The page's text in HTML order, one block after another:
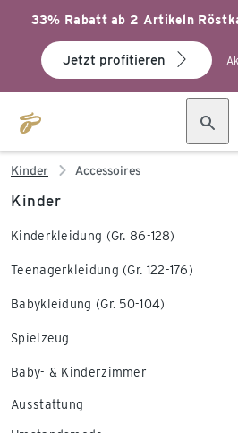
33% Rabatt ab 2 Artikeln
Jetzt profitieren
Kinder Accessoires
Kinder
Kinderkleidung (Gr. 86-128)
Teenagerkleidung (Gr. 122-176)
Babykleidung (Gr. 50-104)
Spielzeug
Baby- & Kinderzimmer
Ausstattung